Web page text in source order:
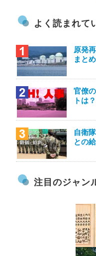
よく読まれて
原発
まと
官僚
トは
自衛
との
注目のジャン